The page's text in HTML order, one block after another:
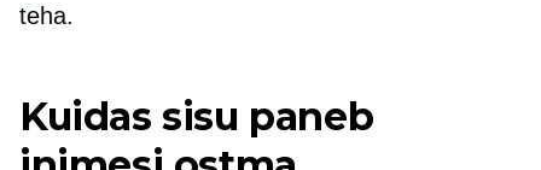
teha.
Kuidas sisu paneb